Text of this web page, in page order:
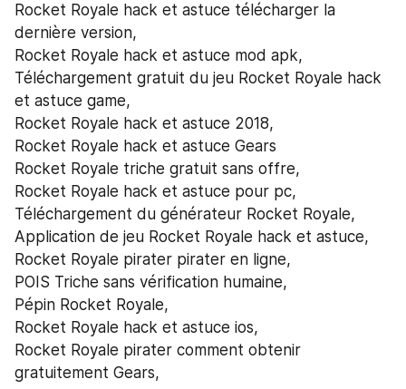
Rocket Royale hack et astuce télécharger la
dernière version,
Rocket Royale hack et astuce mod apk,
Téléchargement gratuit du jeu Rocket Royale hack
et astuce game,
Rocket Royale hack et astuce 2018,
Rocket Royale hack et astuce Gears
Rocket Royale triche gratuit sans offre,
Rocket Royale hack et astuce pour pc,
Téléchargement du générateur Rocket Royale,
Application de jeu Rocket Royale hack et astuce,
Rocket Royale pirater pirater en ligne,
POIS Triche sans vérification humaine,
Pépin Rocket Royale,
Rocket Royale hack et astuce ios,
Rocket Royale pirater comment obtenir
gratuitement Gears,